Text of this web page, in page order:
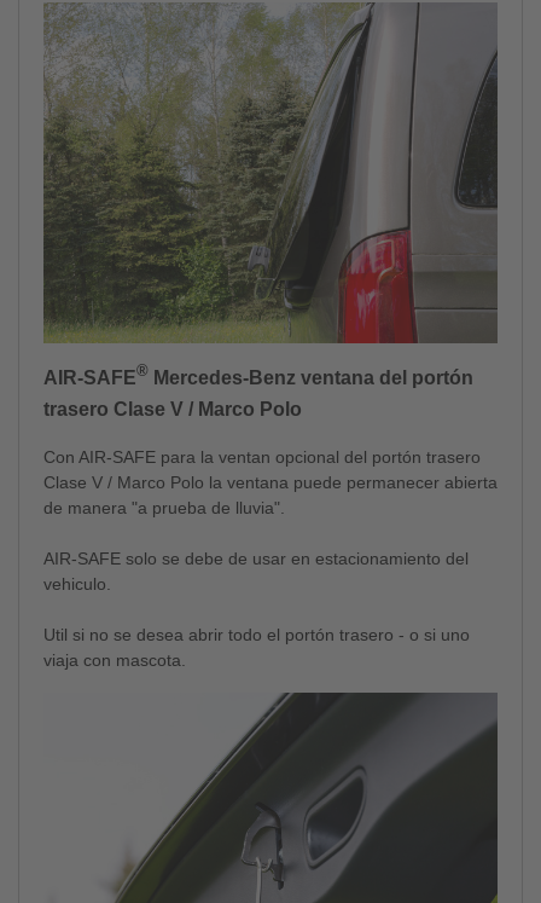
AIR-SAFE® Mercedes-Benz ventana del portón
trasero Clase V / Marco Polo
Con AIR-SAFE para la ventan opcional del portón trasero
Clase V / Marco Polo la ventana puede permanecer abierta
de manera "a prueba de lluvia".
AIR-SAFE solo se debe de usar en estacionamiento del
vehiculo.
Util si no se desea abrir todo el portón trasero - o si uno
viaja con mascota.